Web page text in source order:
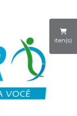
iten(s)